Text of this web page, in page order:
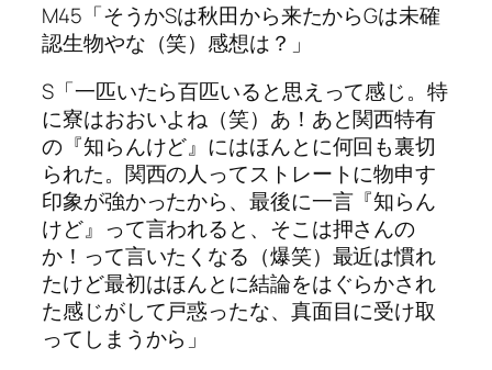
M45「そうかSは秋田から来たからGは未確
認生物やな（笑）感想は？」
S「一匹いたら百匹いると思えって感じ。特
に寮はおおいよね（笑）あ！あと関西特有
の『知らんけど』にはほんとに何回も裏切
られた。関西の人ってストレートに物申す
印象が強かったから、最後に一言『知らん
けど』って言われると、そこは押さんの
か！って言いたくなる（爆笑）最近は慣れ
たけど最初はほんとに結論をはぐらかされ
た感じがして戸惑ったな、真面目に受け取
ってしまうから」